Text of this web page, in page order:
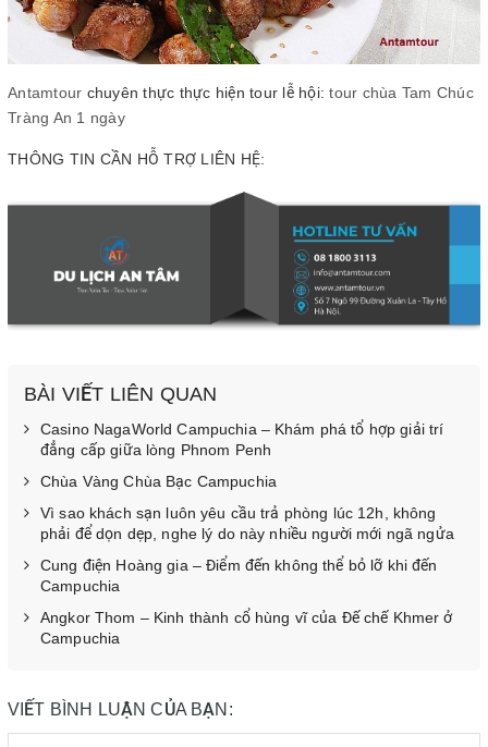
Antamtour chuyên thực thực hiện tour lễ hội:tour chùa Tam Chúc
Tràng An 1 ngày
THÔNG TIN CẦN HỖ TRỢ LIÊN HỆ:
BÀI VIẾT LIÊN QUAN
Casino NagaWorld Campuchia – Khám phá tổ hợp giải trí
đẳng cấp giữa lòng Phnom Penh
Chùa Vàng Chùa Bạc Campuchia
Vì sao khách sạn luôn yêu cầu trả phòng lúc 12h, không
phải để dọn dẹp, nghe lý do này nhiều người mới ngã ngửa
Cung điện Hoàng gia – Điểm đến không thể bỏ lỡ khi đến
Campuchia
Angkor Thom – Kinh thành cổ hùng vĩ của Đế chế Khmer ở
Campuchia
VIẾT BÌNH LUẬN CỦA BẠN: